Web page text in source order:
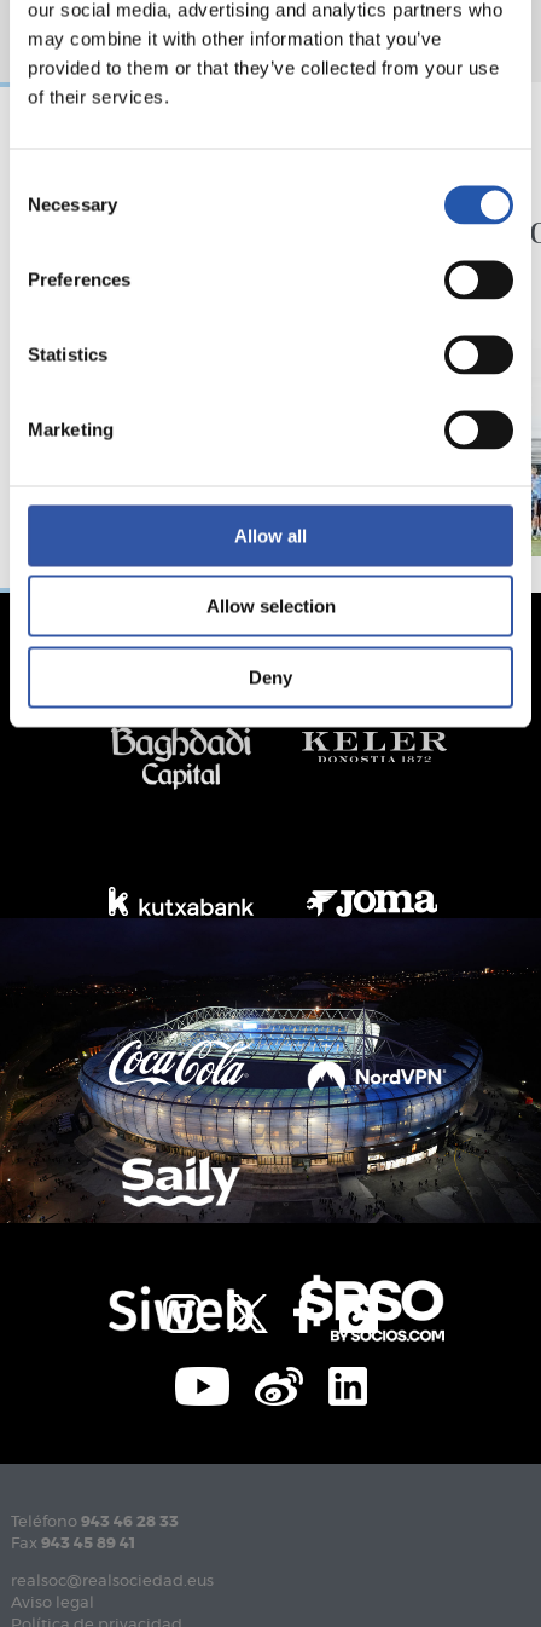
our social media, advertising and analytics partners who
may combine it with other information that you’ve
provided to them or that they’ve collected from your use
of their services.
Selection
Necessary
Preferences
Statistics
Marketing
Allow all
Allow selection
Deny
EASO
El Easo, en marcha
EASO
El
Teléfono 943 46 28 33
Fax 943 45 89 41
realsoc@realsociedad.eus
Aviso legal